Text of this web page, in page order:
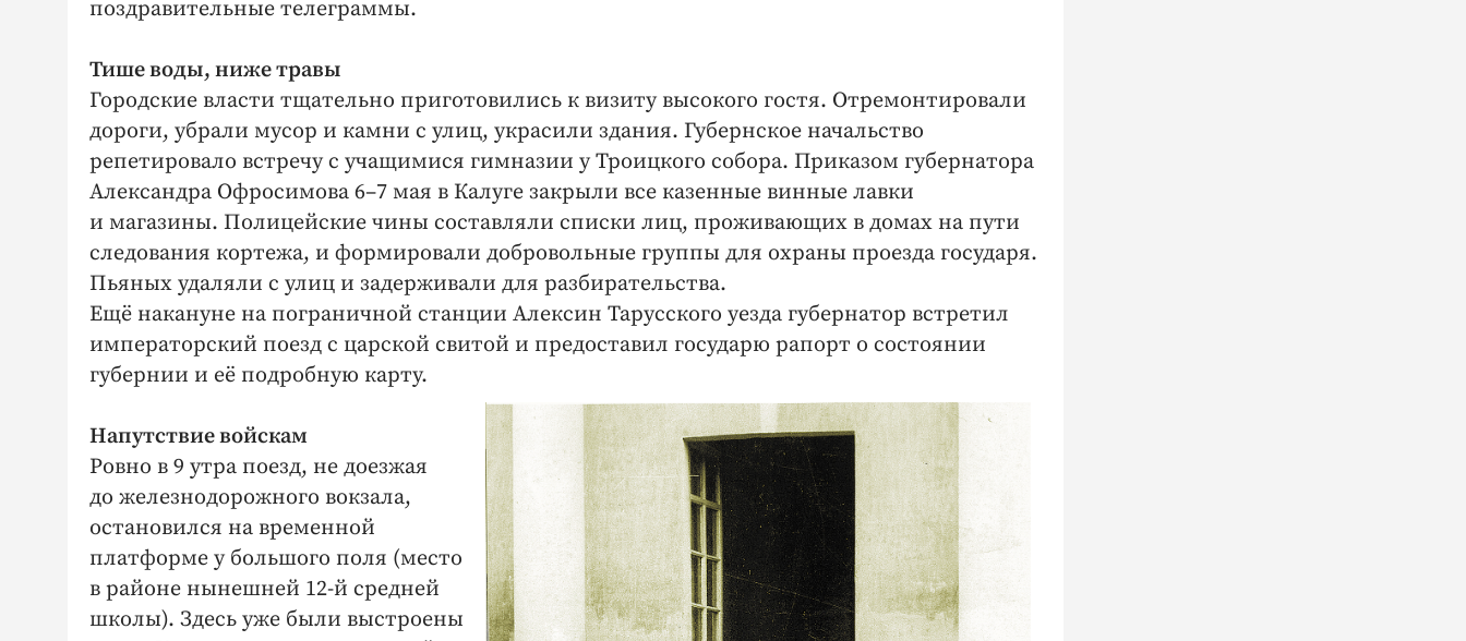
поздравительные телеграммы.
Тише воды, ниже травы
Городские власти тщательно приготовились к визиту высокого гостя. Отремонтировали
дороги, убрали мусор и камни с улиц, украсили здания. Губернское начальство
репетировало встречу с учащимися гимназии у Троицкого собора. Приказом губернатора
Александра Офросимова 6–7 мая в Калуге закрыли все казенные винные лавки
и магазины. Полицейские чины составляли списки лиц, проживающих в домах на пути
следования кортежа, и формировали добровольные группы для охраны проезда государя.
Пьяных удаляли с улиц и задерживали для разбирательства.
Ещё накануне на пограничной станции Алексин Тарусского уезда губернатор встретил
императорский поезд с царской свитой и предоставил государю рапорт о состоянии
губернии и её подробную карту.
Напутствие войскам
Ровно в 9 утра поезд, не доезжая
до железнодорожного вокзала,
остановился на временной
платформе у большого поля (место
в районе нынешней 12-й средней
школы). Здесь уже были выстроены